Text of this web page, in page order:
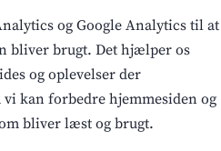
og Google Analytics til at
bliver brugt. Det hjælper os
og oplevelser der
kan forbedre hjemmesiden og
bliver læst og brugt.